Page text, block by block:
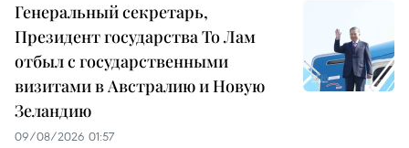
Генеральный секретарь,
Президент государства То Лам
отбыл с государственными
визитами в Австралию и Новую
Зеландию
09/08/2026 01:57